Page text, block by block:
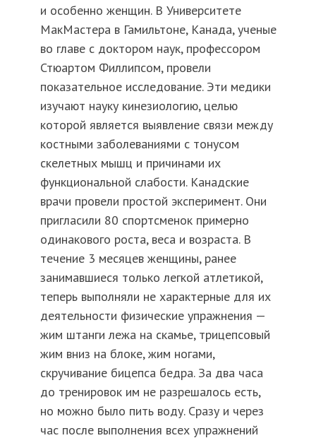
и особенно женщин. В Университете
МакМастера в Гамильтоне, Канада, ученые
во главе с доктором наук, профессором
Стюартом Филлипсом, провели
показательное исследование. Эти медики
изучают науку кинезиологию, целью
которой является выявление связи между
костными заболеваниями с тонусом
скелетных мышц и причинами их
функциональной слабости. Канадские
врачи провели простой эксперимент. Они
пригласили 80 спортсменок примерно
одинакового роста, веса и возраста. В
течение 3 месяцев женщины, ранее
занимавшиеся только легкой атлетикой,
теперь выполняли не характерные для их
деятельности физические упражнения —
жим штанги лежа на скамье, трицепсовый
жим вниз на блоке, жим ногами,
скручивание бицепса бедра. За два часа
до тренировок им не разрешалось есть,
но можно было пить воду. Сразу и через
час после выполнения всех упражнений